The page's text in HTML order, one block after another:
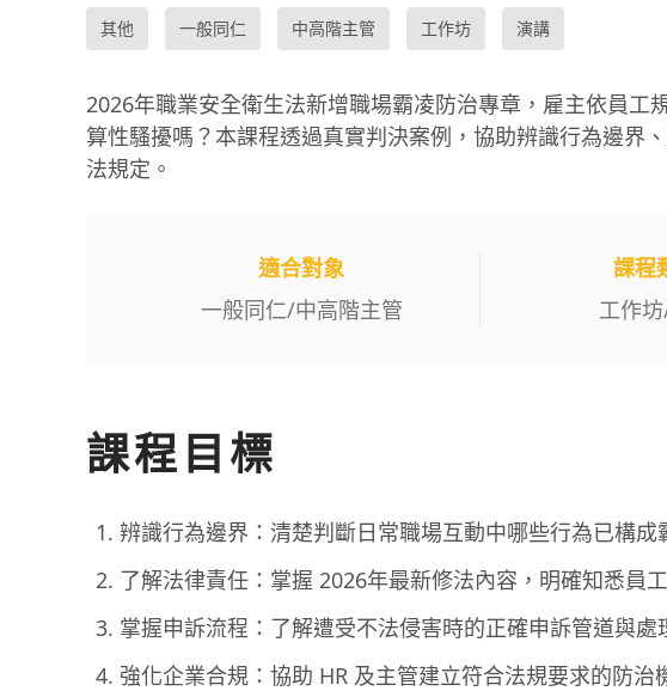
其他 一般同仁 中高階主管 工作坊 演講
2026年職業安全衛生法新增職場霸凌防治專章，雇主依員
算性騷擾嗎？本課程透過真實判決案例，協助辨識行為邊界
法規定。
適合對象
一般同仁/中高階主管
課程
工作坊
課程目標
辨識行為邊界：清楚判斷日常職場互動中哪些行為已構
了解法律責任：掌握 2026年最新修法內容，明確知悉員
掌握申訴流程：了解遭受不法侵害時的正確申訴管道與處
強化企業合規：協助 HR 及主管建立符合法規要求的防治